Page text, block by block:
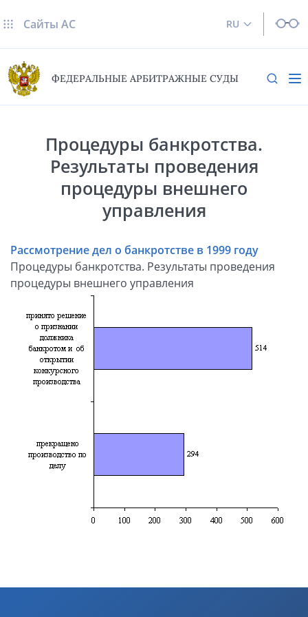
RU
Сайты AC
ФЕДЕРАЛЬНЫЕ АРБИТРАЖНЫЕ СУДЫ
Процедуры банкротства.
Результаты проведения
процедуры внешнего
управления
Рассмотрение дел о банкротстве в 1999 году
Процедуры банкротства. Результаты проведения
процедуры внешнего управления